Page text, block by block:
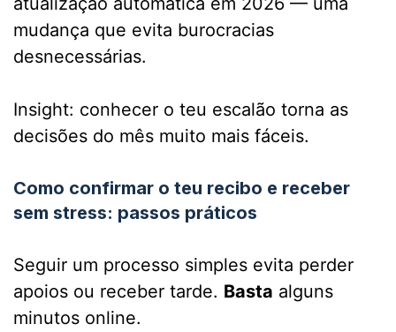
mudança que evita burocracias
desnecessárias.
Insight: conhecer o teu escalão torna as
decisões do mês muito mais fáceis.
Como confirmar o teu recibo e receber
sem stress: passos práticos
Seguir um processo simples evita perder
apoios ou receber tarde. Basta alguns
minutos online.